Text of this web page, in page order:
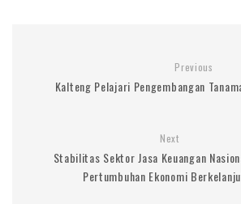
Previous
Kalteng Pelajari Pengembangan
Next
Stabilitas Sektor Jasa Keuangan
Pertumbuhan Ekonomi